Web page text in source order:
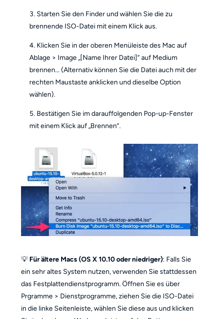
Starten Sie den Finder und wählen Sie die zu
brennende ISO-Datei mit einem Klick aus.
Klicken Sie in der oberen Menüleiste des Mac auf
Ablage > Image „[Name Ihrer Datei]“ auf Medium
brennen... (Alternativ können Sie die Datei auch mit der
rechten Maustaste anklicken und dieselbe Option
wählen).
Bestätigen Sie im darauffolgenden Pop-up-Fenster
mit einem Klick auf „Brennen“.
💡 Für ältere Macs (OS X 10.10 oder niedriger): Falls Sie
ein sehr altes System nutzen, verwenden Sie stattdessen
das Festplattendienstprogramm. Öffnen Sie es über
Prgramme > Dienstprogramme, ziehen Sie die ISO-Datei
in die linke Seitenleiste, wählen Sie diese aus und klicken